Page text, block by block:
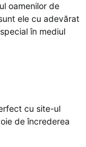
oamenilor de
ele cu adevărat
în mediul
cu site-ul
de încrederea